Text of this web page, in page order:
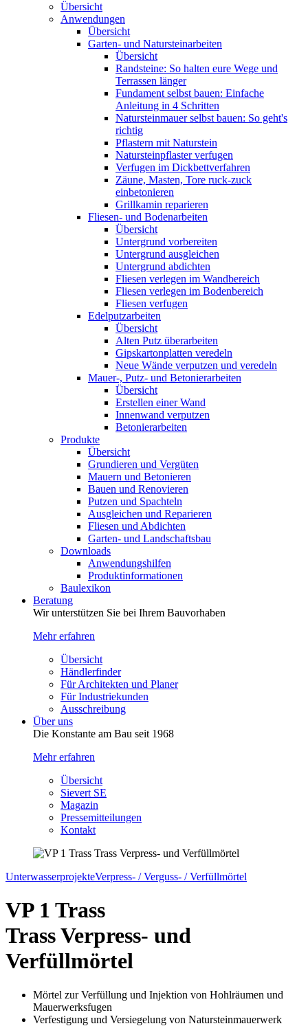
Übersicht
Anwendungen
Übersicht
Garten- und Natursteinarbeiten
Übersicht
Randsteine: So halten eure Wege und
Terrassen länger
Fundament selbst bauen: Einfache
Anleitung in 4 Schritten
Natursteinmauer selbst bauen: So geht's
richtig
Pflastern mit Naturstein
Natursteinpflaster verfugen
Verfugen im Dickbettverfahren
Zäune, Masten, Tore ruck-zuck
einbetonieren
Grillkamin reparieren
Fliesen- und Bodenarbeiten
Übersicht
Untergrund vorbereiten
Untergrund ausgleichen
Untergrund abdichten
Fliesen verlegen im Wandbereich
Fliesen verlegen im Bodenbereich
Fliesen verfugen
Edelputzarbeiten
Übersicht
Alten Putz überarbeiten
Gipskartonplatten veredeln
Neue Wände verputzen und veredeln
Mauer-, Putz- und Betonierarbeiten
Übersicht
Erstellen einer Wand
Innenwand verputzen
Betonierarbeiten
Produkte
Übersicht
Grundieren und Vergüten
Mauern und Betonieren
Bauen und Renovieren
Putzen und Spachteln
Ausgleichen und Reparieren
Fliesen und Abdichten
Garten- und Landschaftsbau
Downloads
Anwendungshilfen
Produktinformationen
Baulexikon
Beratung
Wir unterstützen Sie bei Ihrem Bauvorhaben
Mehr erfahren
Übersicht
Händlerfinder
Für Architekten und Planer
Für Industriekunden
Ausschreibung
Über uns
Die Konstante am Bau seit 1968
Mehr erfahren
Übersicht
Sievert SE
Magazin
Pressemitteilungen
Kontakt
UnterwasserprojekteVerpress- / Verguss- / Verfüllmörtel
VP 1 Trass
Trass Verpress- und
Verfüllmörtel
Mörtel zur Verfüllung und Injektion von Hohlräumen und
Mauerwerksfugen
Verfestigung und Versiegelung von Natursteinmauerwerk